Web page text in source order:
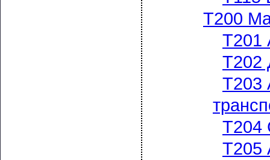
Т200
Т201
Т202
Т203
Т204
Т205